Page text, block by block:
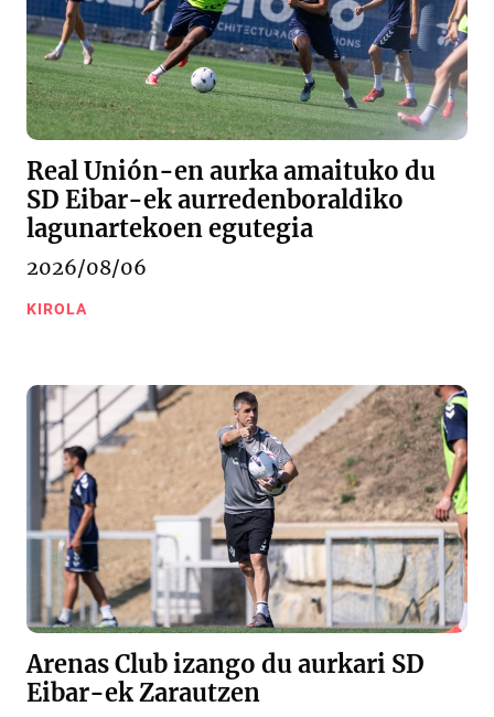
Real Unión-en aurka amaituko du
SD Eibar-ek aurredenboraldiko
lagunartekoen egutegia
2026/08/06
KIROLA
Arenas Club izango du aurkari SD
Eibar-ek Zarautzen